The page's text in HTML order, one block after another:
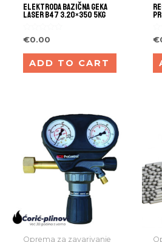
ELEKTRODA BAZIČNA GEKA
LASER B47 3.20×350 5kg
Rated
0
out
€0.00
ADD TO CART
0
€
Oprema za zavarivanje